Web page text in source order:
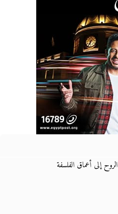
إلى أعماق الفلسفة